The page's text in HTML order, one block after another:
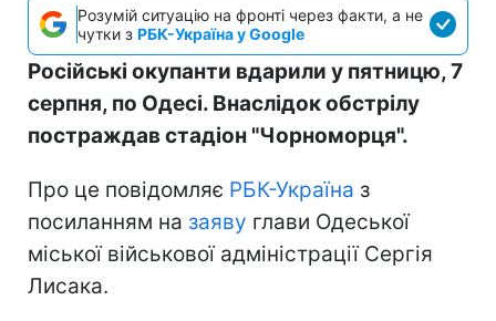
Розумій ситуацію на фронті через факти, а не
чутки з РБК-Україна у Google
Російські окупанти вдарили у пятницю, 7
серпня, по Одесі. Внаслідок обстрілу
постраждав стадіон "Чорноморця".
Про це повідомляє РБК-Україна з
посиланням на заяву глави Одеської
міської військової адміністрації Сергія
Лисака.